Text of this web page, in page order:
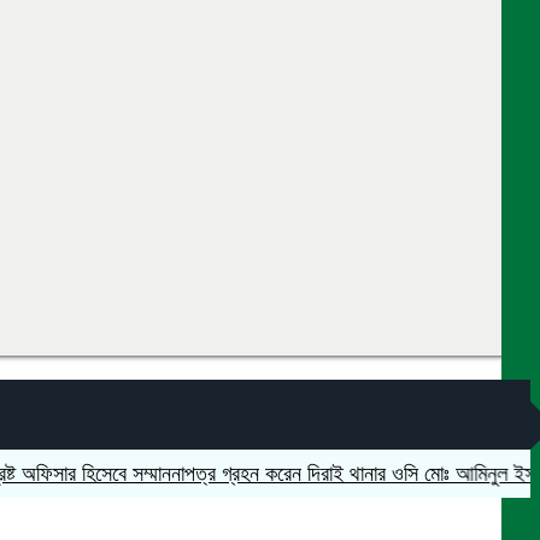
হিসেবে সম্মাননাপত্র গ্রহন করেন দিরাই থানার ওসি মোঃ আমিনুল ইসলাম